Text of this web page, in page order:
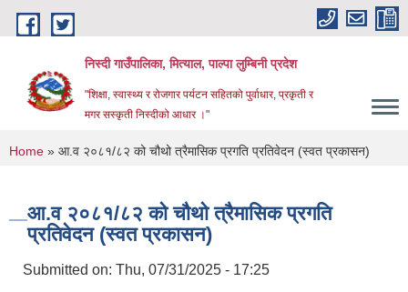
Skip to main content
निस्दी गाउँपालिका, मित्याल, पाल्पा लुम्बिनी प्रदेश
"शिक्षा, स्वास्थ्य र रोजगार पर्यटन सहितको पुर्वाधार, प्रकृती र
मगर सस्कृती निस्दीको आधार ।"
You are here
Home » आ.व २०८१/८२ को चौथो त्रैमासिक प्रगति प्रतिवेदन (स्वत प्रकासन)
आ.व २०८१/८२ को चौथो त्रैमासिक प्रगति
प्रतिवेदन (स्वत प्रकासन)
Submitted on: Thu, 07/31/2025 - 17:25